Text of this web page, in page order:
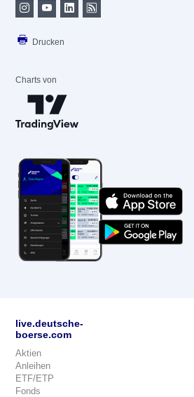
Drucken
Charts von
live.deutsche-
boerse.com
Aktien
Anleihen
ETF/ETP
Fonds